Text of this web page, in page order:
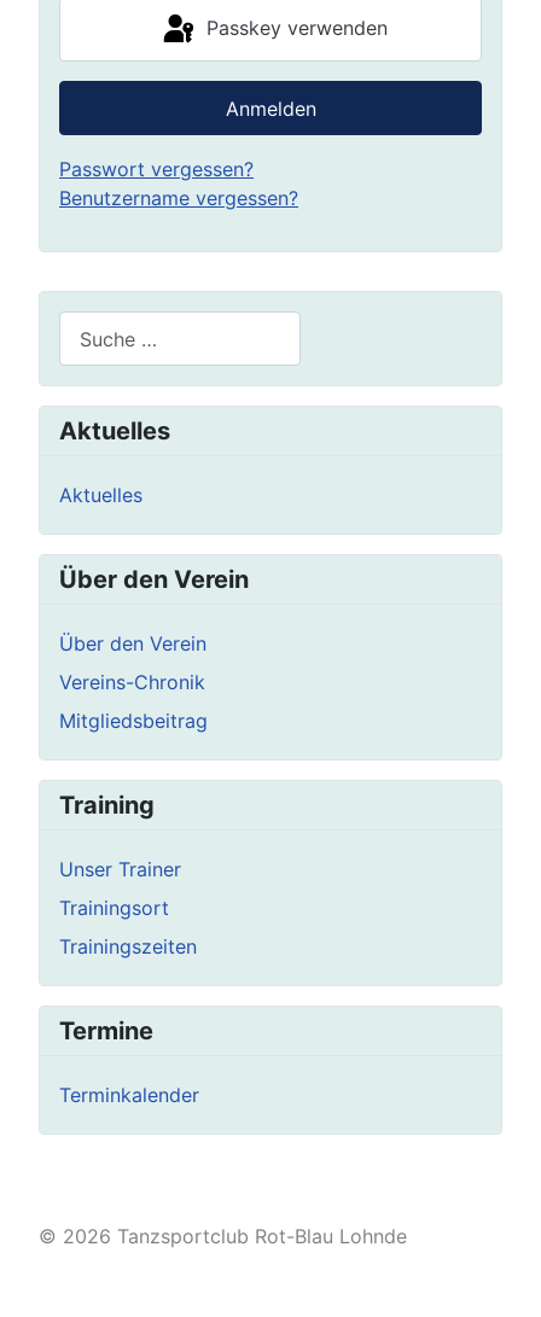
Aktuelles
Aktuelles
Über den Verein
Über den Verein
Vereins-Chronik
Mitgliedsbeitrag
Training
Unser Trainer
Trainingsort
Trainingszeiten
Termine
Terminkalender
Passkey verwenden
Anmelden
Passwort vergessen?
Benutzername vergessen?
© 2026 Tanzsportclub Rot-Blau Lohnde